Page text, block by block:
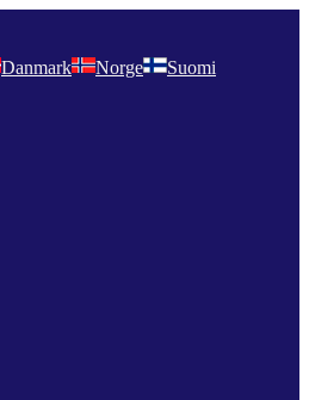
Danmark Norge Suomi